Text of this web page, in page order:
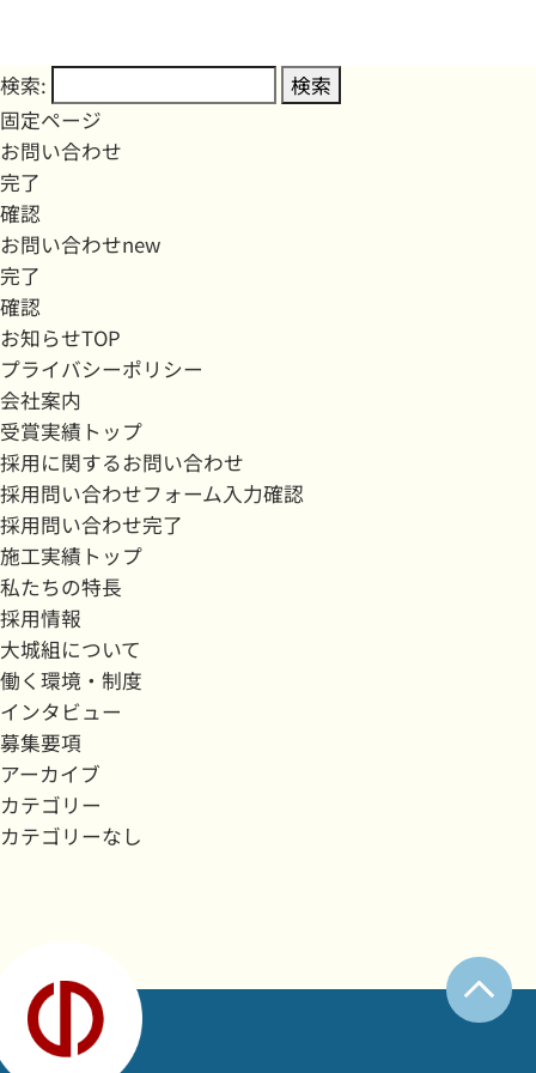
検索:
固定ページ
お問い合わせ
完了
確認
お問い合わせnew
完了
確認
お知らせTOP
プライバシーポリシー
会社案内
受賞実績トップ
採用に関するお問い合わせ
採用問い合わせフォーム入力確認
採用問い合わせ完了
施工実績トップ
私たちの特長
採用情報
大城組について
働く環境・制度
インタビュー
募集要項
アーカイブ
カテゴリー
カテゴリーなし